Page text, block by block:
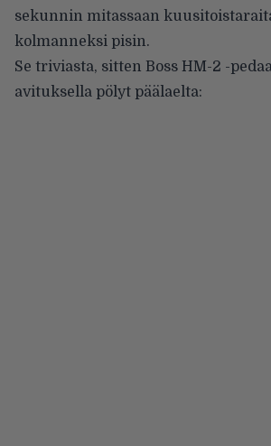
sekunnin mitassaan
kolmanneksi pisin.
Se triviasta, sitten Boss HM-2 -
avituksella pölyt päälaelta: